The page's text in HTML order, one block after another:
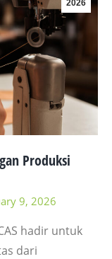
2026
Produksi
9, 2026
hadir untuk
dari